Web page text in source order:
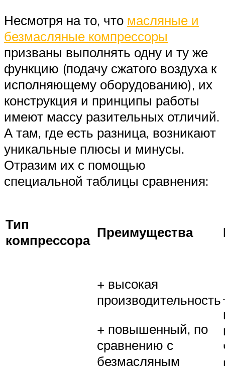
Несмотря на то, что масляные и
безмасляные компрессоры
призваны выполнять одну и ту же
функцию (подачу сжатого воздуха к
исполняющему оборудованию), их
конструкция и принципы работы
имеют массу разительных отличий.
А там, где есть разница, возникают
уникальные плюсы и минусы.
Отразим их с помощью
специальной таблицы сравнения:
Тип
компрессора Преимущества
+ высокая
производительность
+ повышенный, по
сравнению с
безмасляным